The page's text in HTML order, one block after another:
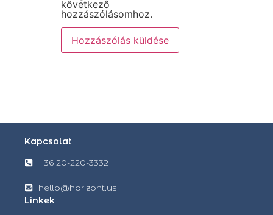
következő
hozzászólásomhoz.
Kapcsolat
+36 20-220-3332
hello@horizont.us
Linkek